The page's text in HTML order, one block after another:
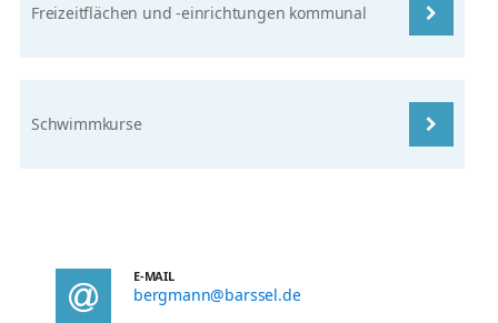
Freizeitflächen und -einrichtungen kommunal
Schwimmkurse
E-MAIL
bergmann@barssel.de